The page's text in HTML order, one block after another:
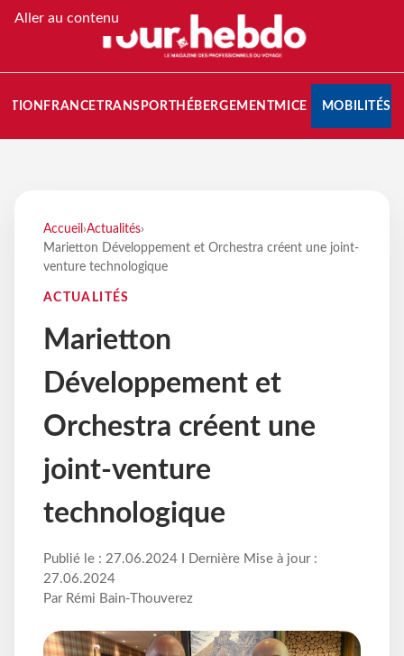
Aller au contenu
FRANCETRANSPORT HÉBERGEMENTMICE MOBILITÉS
Accueil ›Actualités›
Marietton Développement et Orchestra créent une joint-
venture technologique
ACTUALITÉS
Marietton
Développement et
Orchestra créent une
joint-venture
technologique
Publié le : 27.06.2024 I Dernière Mise à jour :
27.06.2024
Par Rémi Bain-Thouverez